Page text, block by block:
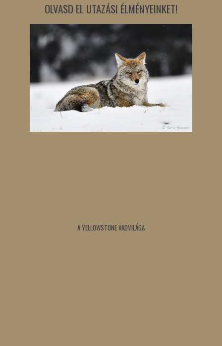
OLVASD EL UTAZÁSI ÉLMÉNYEINKET!
A YELLOWSTONE VADVILÁGA